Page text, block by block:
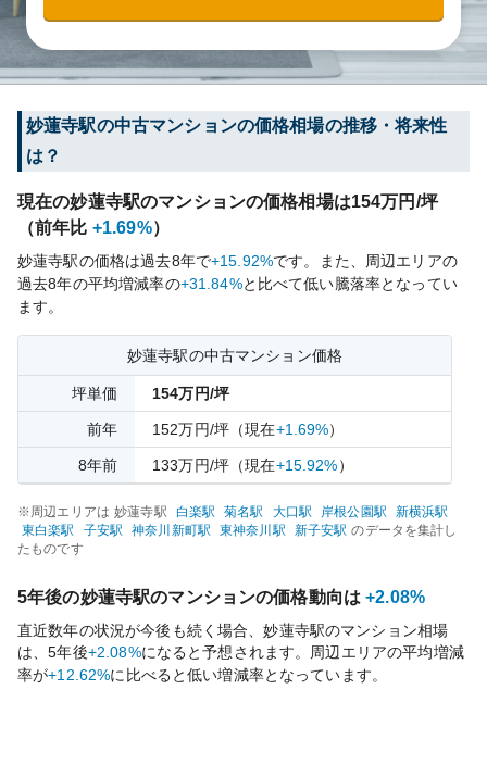
妙蓮寺駅の中古マンションの価格相場の推移・将来性
は？
現在の妙蓮寺駅のマンションの価格相場は154万円/坪
（前年比 +1.69%）
妙蓮寺駅の価格は過去8年で+15.92%です。
また、周辺エリアの
過去8年の平均増減率の+31.84%と比べて低い騰落率となってい
ます。
妙蓮寺駅の中古マンション価格
坪単価 154万円/坪
前年 152万円/坪 （現在+1.69%）
8年前 133万円/坪 （現在+15.92%）
※周辺エリアは 妙蓮寺駅 白楽駅 菊名駅 大口駅 岸根公園駅 新横浜駅
東白楽駅 子安駅 神奈川新町駅 東神奈川駅 新子安駅 のデータを集計し
たものです
5年後の妙蓮寺駅のマンションの価格動向は +2.08%
直近数年の状況が今後も続く場合、妙蓮寺駅のマンション相場
は、5年後+2.08%になると予想されます。周辺エリアの平均増減
率が+12.62%に比べると低い増減率となっています。